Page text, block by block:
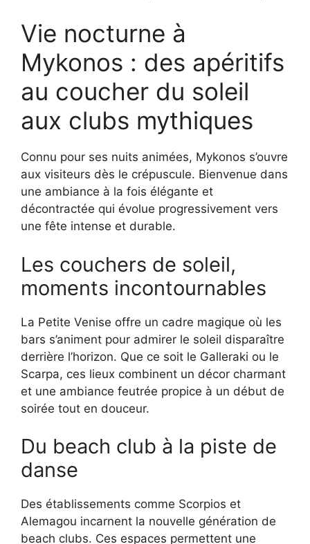
Vie nocturne à
Mykonos : des apéritifs
au coucher du soleil
aux clubs mythiques
Connu pour ses nuits animées, Mykonos s’ouvre
aux visiteurs dès le crépuscule. Bienvenue dans
une ambiance à la fois élégante et
décontractée qui évolue progressivement vers
une fête intense et durable.
Les couchers de soleil,
moments incontournables
La Petite Venise offre un cadre magique où les
bars s’animent pour admirer le soleil disparaître
derrière l’horizon. Que ce soit le Galleraki ou le
Scarpa, ces lieux combinent un décor charmant
et une ambiance feutrée propice à un début de
soirée tout en douceur.
Du beach club à la piste de
danse
Des établissements comme Scorpios et
Alemagou incarnent la nouvelle génération de
beach clubs. Ces espaces permettent une